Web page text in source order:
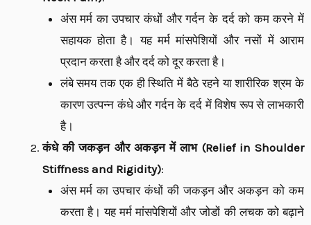
अंस मर्म का उपचार कंधों और गर्दन के दर्द को कम करने में
सहायक होता है। यह मर्म मांसपेशियों और नसों में आराम
प्रदान करता है और दर्द को दूर करता है।
लंबे समय तक एक ही स्थिति में बैठे रहने या शारीरिक श्रम के
कारण उत्पन्न कंधे और गर्दन के दर्द में विशेष रूप से लाभकारी
है।
कंधे की जकड़न और अकड़न में लाभ (Relief in Shoulder
Stiffness and Rigidity):
अंस मर्म का उपचार कंधों की जकड़न और अकड़न को कम
करता है। यह मर्म मांसपेशियों और जोडों की लचक को बढ़ाने